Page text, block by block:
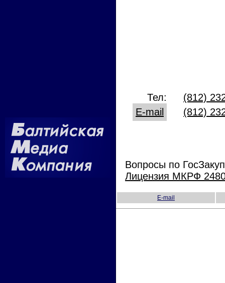
Тел:
(812)
E-mail
(812)
Вопросы по
Лицензия МКРФ
E-mail